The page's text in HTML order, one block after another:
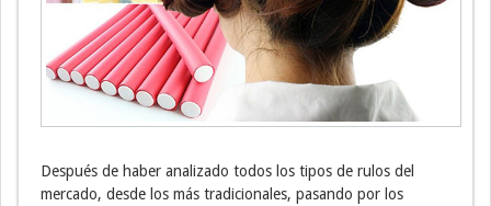
Después de haber analizado todos los tipos de rulos del
mercado, desde los más tradicionales, pasando por los